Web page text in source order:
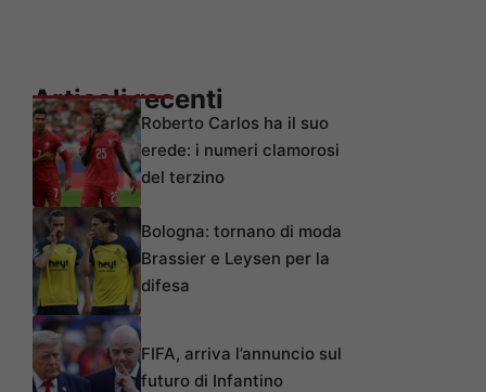
Articoli recenti
Roberto Carlos ha il suo
erede: i numeri clamorosi
del terzino
Bologna: tornano di moda
Brassier e Leysen per la
difesa
FIFA, arriva l’annuncio sul
futuro di Infantino